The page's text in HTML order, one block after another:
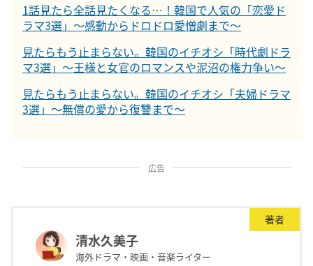
1話見たら全話見たくなる…！韓国で人気の「恋愛ド
ラマ3選」～感動からドロドロ愛憎劇まで～
見たらもう止まらない。韓国のイチオシ「時代劇ドラ
マ3選」～王様と女官のロマンスや泥沼の権力争い～
見たらもう止まらない。韓国のイチオシ「夫婦ドラマ
3選」～無償の愛から復讐まで～
広告
著者
清水久美子
海外ドラマ・映画・音楽ライター